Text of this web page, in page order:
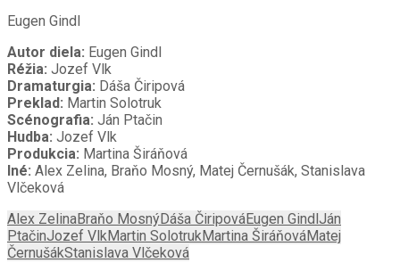
Eugen Gindl
Autor diela: Eugen Gindl
Réžia: Jozef Vlk
Dramaturgia: Dáša Čiripová
Preklad: Martin Solotruk
Scénografia: Ján Ptačin
Hudba: Jozef Vlk
Produkcia: Martina Širáňová
Iné: Alex Zelina, Braňo Mosný, Matej Černušák, Stanislava
Vlčeková
Alex ZelinaBraňo MosnýDáša ČiripováEugen Gindl Ján
PtačinJozef VlkMartin SolotrukMartina ŠiráňováMatej
ČernušákStanislava Vlčeková